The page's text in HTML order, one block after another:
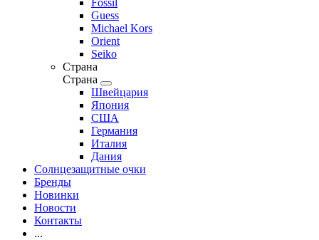
Fossil
Guess
Michael Kors
Orient
Seiko
Страна
Страна
Швейцария
Япония
США
Германия
Италия
Дания
Солнцезащитные очки
Бренды
Новинки
Новости
Контакты
...